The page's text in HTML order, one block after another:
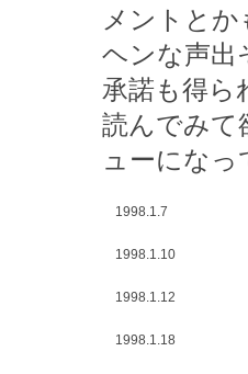
メントと
ヘンな声出
承諾も得ら
読んでみて
ューになっ
1998.1.7
1998.1.10
1998.1.12
1998.1.18